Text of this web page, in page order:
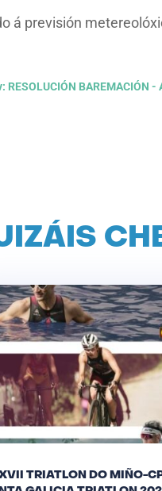
á previsión
RESOLUCIÓN BAREMACIÓN -
TRIATLON DO MIÑO-